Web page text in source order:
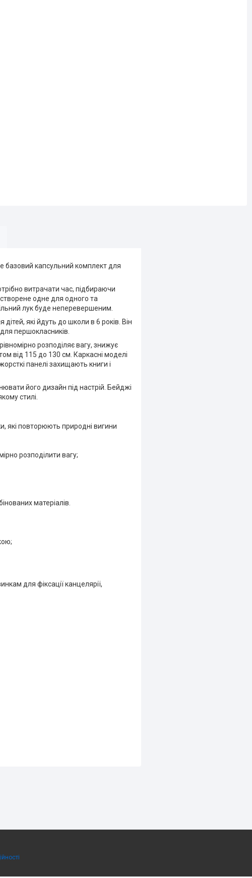
базовий капсульний комплект для
витрачати час, підбираючи
одне для одного та
лук буде неперевершеним.
які йдуть до школи в 6 років. Він
першокласників.
розподіляє вагу, знижує
від 115 до 130 см. Каркасні моделі
панелі захищають книги і
його дизайн під настрій. Бейджі
стилі.
які повторюють природні вигини
розподілити вагу;
матеріалів.
для фіксації канцелярії,